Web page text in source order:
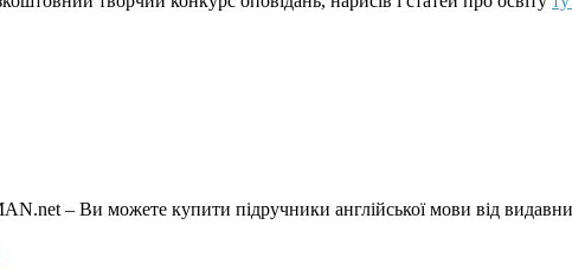
– Ви можете купити підручники англійської мови від